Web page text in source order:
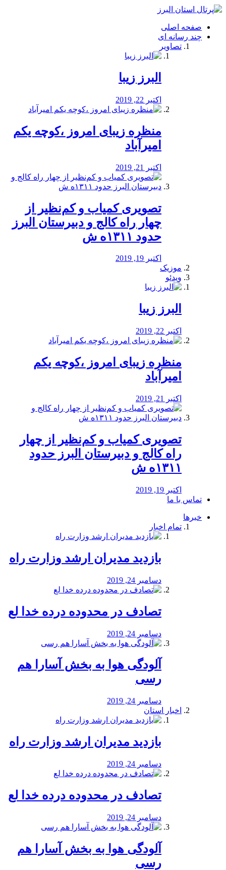
فصد
شرق
تهران
خشکشویی
صفحه اصلی
چند رسانه ای
تصاویر
البرز زیبا
اکتبر 22, 2019
منظره‌‌ زیبای امروز ،کوچه یکم
امیرآباد
اکتبر 21, 2019
️تصویری کمیاب و کم‌نظیر از
چهار راه كالج و دبيرستان البرز
حدود ۱۳۱۱ه ش
اکتبر 19, 2019
موزیک
ویدئو
البرز زیبا
اکتبر 22, 2019
منظره‌‌ زیبای امروز ،کوچه یکم
امیرآباد
اکتبر 21, 2019
️تصویری کمیاب و کم‌نظیر از چهار
راه كالج و دبيرستان البرز حدود
۱۳۱۱ه ش
اکتبر 19, 2019
تماس با ما
خبرها
تمام اخبار
بازدید مدیران ارشد وزارت راه
دسامبر 24, 2019
تصادف در محدوده درده خدا لع
دسامبر 24, 2019
آلودگی هوا به بخش آسارا هم
رسی
دسامبر 24, 2019
اخبار استان
بازدید مدیران ارشد وزارت راه
دسامبر 24, 2019
تصادف در محدوده درده خدا لع
دسامبر 24, 2019
آلودگی هوا به بخش آسارا هم
رسی